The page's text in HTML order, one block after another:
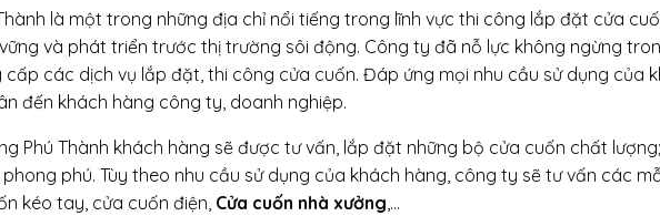
là một trong những địa chỉ nổi tiếng trong lĩnh vực thi công lắp đặt cửa
và phát triển trước thị trường sôi động. Công ty đã nỗ lực không ngừng
cấp các dịch vụ lắp đặt, thi công cửa cuốn. Đáp ứng mọi nhu cầu sử dụng của
đến khách hàng công ty, doanh nghiệp.
Phú Thành khách hàng sẽ được tư vấn, lắp đặt những bộ cửa cuốn chất
phú. Tùy theo nhu cầu sử dụng của khách hàng, công ty sẽ tư vấn các
kéo tay, cửa cuốn điện, Cửa cuốn nhà xưởng,…